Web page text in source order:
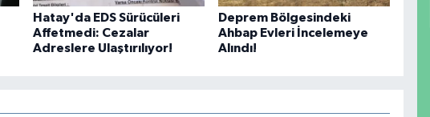
Hatay'da EDS Sürücüleri
Affetmedi: Cezalar
Adreslere Ulaştırılıyor!
Deprem Bölgesindeki
Ahbap Evleri İncelemeye
Alındı!